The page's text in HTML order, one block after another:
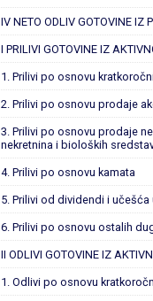
IV NETO ODLIV GOTOVINE IZ
I PRILIVI GOTOVINE IZ
1. Prilivi po osnovu
2. Prilivi po osnovu prodaje
3. Prilivi po osnovu prodaje
nekretnina i bioloških
4. Prilivi po osnovu kamata
5. Prilivi od dividendi i učešća
6. Prilivi po osnovu ostalih
II ODLIVI GOTOVINE IZ
1. Odlivi po osnovu